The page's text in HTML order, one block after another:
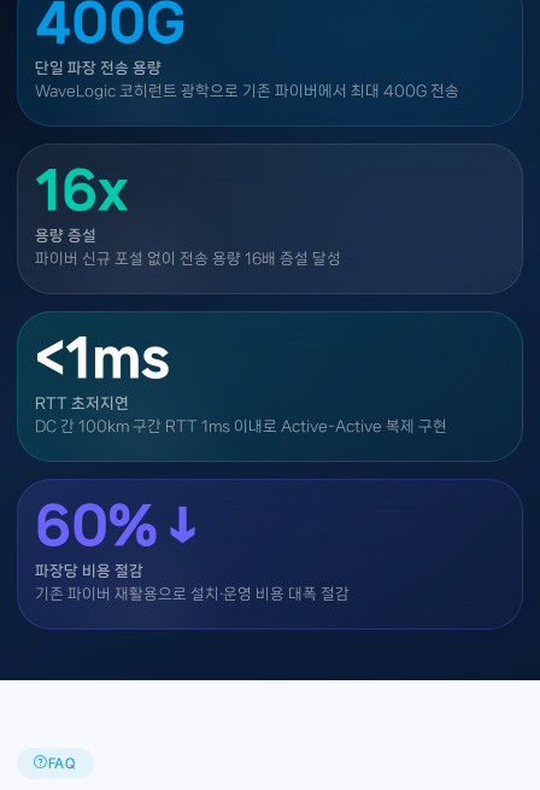
400G
단일 파장 전송 용량
WaveLogic 코히런트 광학으로 기존 파이버에서 최대 400G 전송
16x
용량 증설
파이버 신규 포설 없이 전송 용량 16배 증설 달성
<1ms
RTT 초저지연
DC 간 100km 구간 RTT 1ms 이내로 Active-Active 복제 구현
60%↓
파장당 비용 절감
기존 파이버 재활용으로 설치·운영 비용 대폭 절감
FAQ